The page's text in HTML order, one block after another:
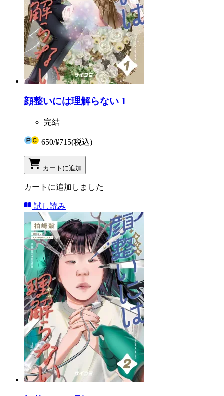
顔整いには理解らない 1
完結
650/¥715(税込)
カートに追加
カートに追加しました
試し読み